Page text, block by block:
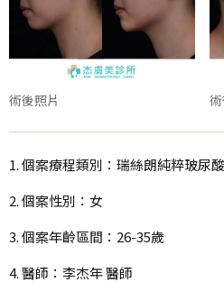
術後照片
1. 個案療程類別：瑞絲朗純粹玻尿
2. 個案性別：女
3. 個案年齡區間：26-35歲
4. 醫師：李杰年 醫師